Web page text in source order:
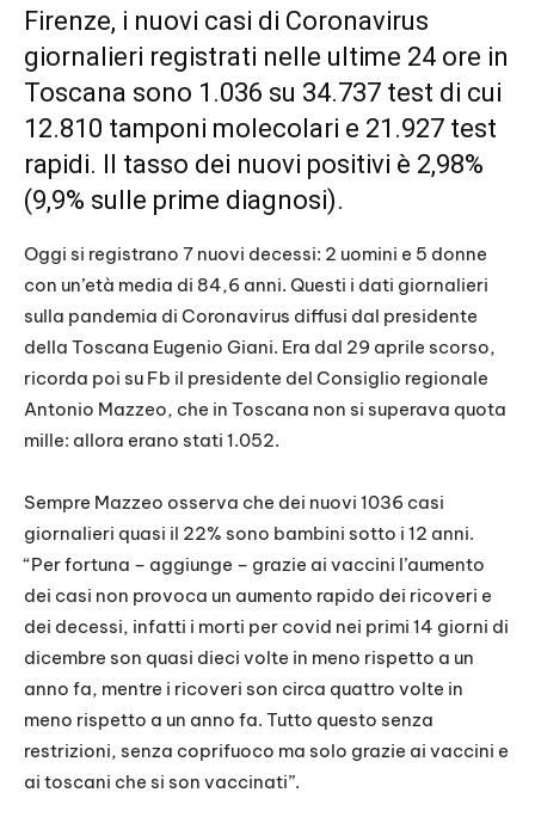
Firenze, i nuovi casi di Coronavirus
giornalieri registrati nelle ultime 24 ore in
Toscana sono 1.036 su 34.737 test di cui
12.810 tamponi molecolari e 21.927 test
rapidi. Il tasso dei nuovi positivi è 2,98%
(9,9% sulle prime diagnosi).
Oggi si registrano 7 nuovi decessi: 2 uomini e 5 donne
con un’età media di 84,6 anni. Questi i dati giornalieri
sulla pandemia di Coronavirus diffusi dal presidente
della Toscana Eugenio Giani. Era dal 29 aprile scorso,
ricorda poi su Fb il presidente del Consiglio regionale
Antonio Mazzeo, che in Toscana non si superava quota
mille: allora erano stati 1.052.
Sempre Mazzeo osserva che dei nuovi 1036 casi
giornalieri quasi il 22% sono bambini sotto i 12 anni.
“Per fortuna – aggiunge – grazie ai vaccini l’aumento
dei casi non provoca un aumento rapido dei ricoveri e
dei decessi, infatti i morti per covid nei primi 14 giorni di
dicembre son quasi dieci volte in meno rispetto a un
anno fa, mentre i ricoveri son circa quattro volte in
meno rispetto a un anno fa. Tutto questo senza
restrizioni, senza coprifuoco ma solo grazie ai vaccini e
ai toscani che si son vaccinati”.